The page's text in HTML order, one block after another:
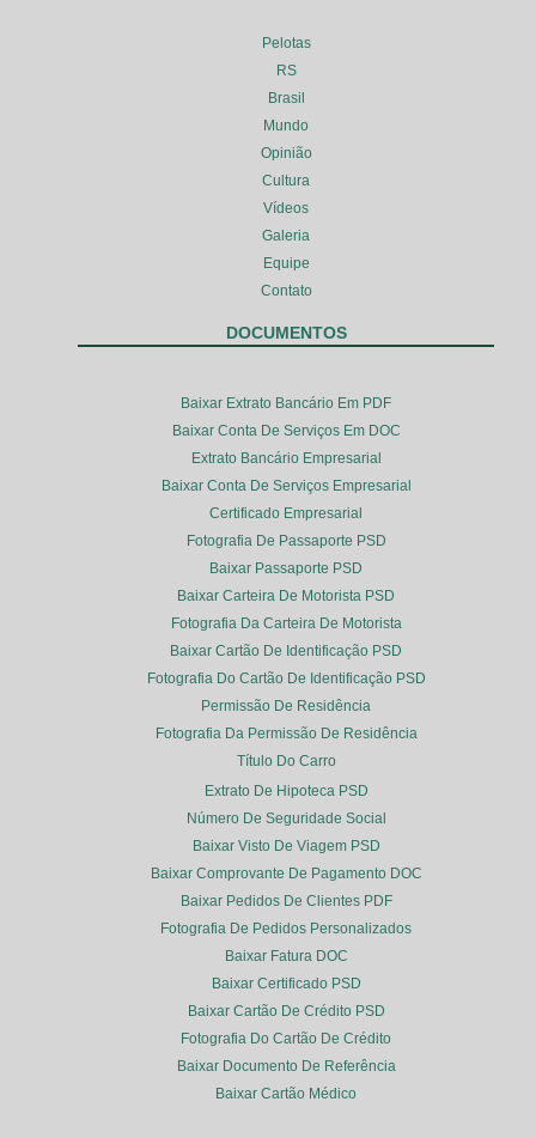
Pelotas
RS
Brasil
Mundo
Opinião
Cultura
Vídeos
Galeria
Equipe
Contato
DOCUMENTOS
Baixar Extrato Bancário Em PDF
Baixar Conta De Serviços Em DOC
Extrato Bancário Empresarial
Baixar Conta De Serviços Empresarial
Certificado Empresarial
Fotografia De Passaporte PSD
Baixar Passaporte PSD
Baixar Carteira De Motorista PSD
Fotografia Da Carteira De Motorista
Baixar Cartão De Identificação PSD
Fotografia Do Cartão De Identificação PSD
Permissão De Residência
Fotografia Da Permissão De Residência
Título Do Carro
Extrato De Hipoteca PSD
Número De Seguridade Social
Baixar Visto De Viagem PSD
Baixar Comprovante De Pagamento DOC
Baixar Pedidos De Clientes PDF
Fotografia De Pedidos Personalizados
Baixar Fatura DOC
Baixar Certificado PSD
Baixar Cartão De Crédito PSD
Fotografia Do Cartão De Crédito
Baixar Documento De Referência
Baixar Cartão Médico